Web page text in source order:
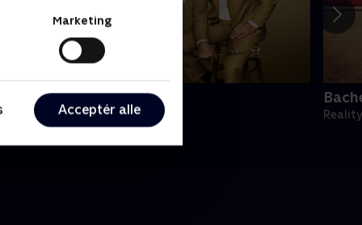
Marketing
Acceptér alle
Golden Bachelor USA
• 1 sæsoner